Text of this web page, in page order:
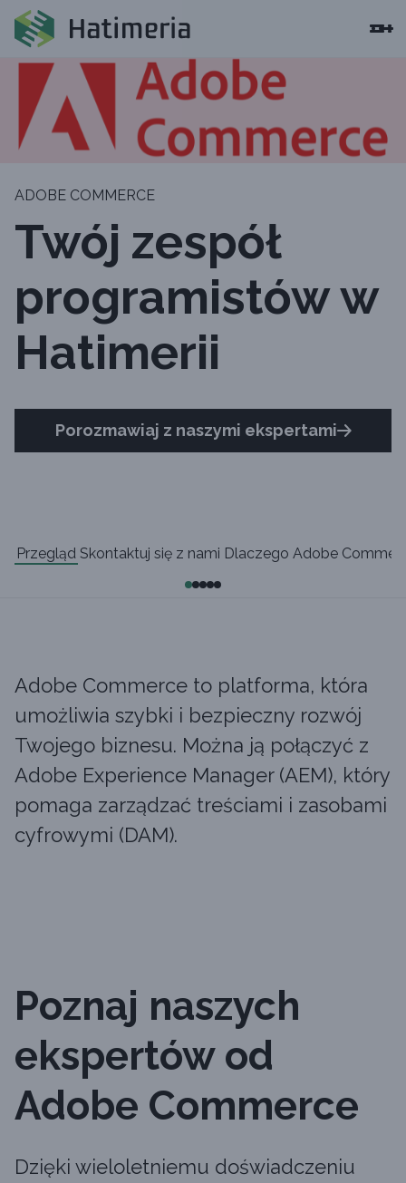
ADOBE COMMERCE
Twój zespół
programistów w
Hatimerii
Porozmawiaj z naszymi ekspertami
Przegląd Skontaktuj się z nami Dlaczego Adobe
Adobe Commerce to platforma, która
umożliwia szybki i bezpieczny rozwój
Twojego biznesu. Można ją połączyć z
Adobe Experience Manager (AEM), który
pomaga zarządzać treściami i zasobami
cyfrowymi (DAM).
Poznaj naszych
ekspertów od
Adobe Commerce
Dzięki wieloletniemu doświadczeniu